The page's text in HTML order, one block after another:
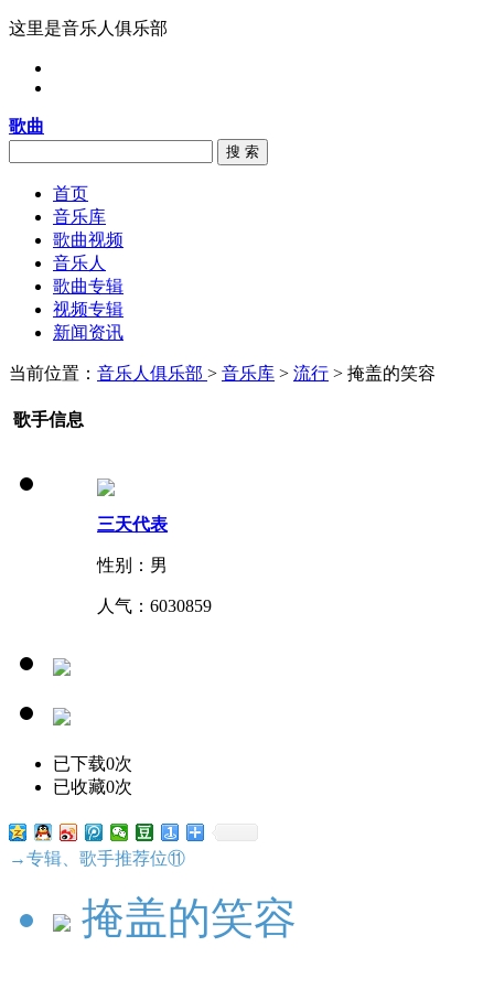
这里是音乐人俱乐部
歌曲
搜 索
首页
音乐库
歌曲视频
音乐人
歌曲专辑
视频专辑
新闻资讯
当前位置： 音乐人俱乐部 > 音乐库 > 流行 > 掩盖的笑容
歌手信息
三天代表
性别：男
人气： 6030859
已下载0次
已收藏0次
→专辑、歌手推荐位⑪
掩盖的笑容